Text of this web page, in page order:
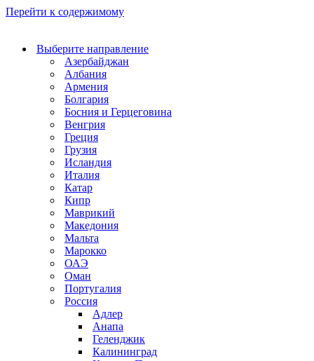
Перейти к содержимому
Выберите направление
Азербайджан
Албания
Армения
Болгария
Босния и Герцеговина
Венгрия
Греция
Грузия
Исландия
Италия
Катар
Кипр
Маврикий
Македония
Мальта
Марокко
ОАЭ
Оман
Португалия
Россия
Адлер
Анапа
Геленджик
Калининград